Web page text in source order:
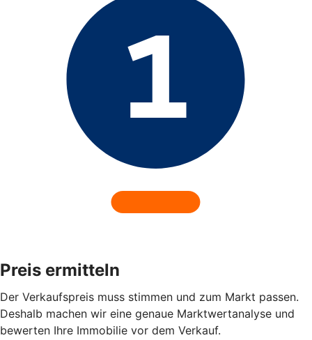
Preis ermitteln
Der Verkaufspreis muss stimmen und zum Markt passen.
Deshalb machen wir eine genaue Marktwertanalyse und
bewerten Ihre Immobilie vor dem Verkauf.